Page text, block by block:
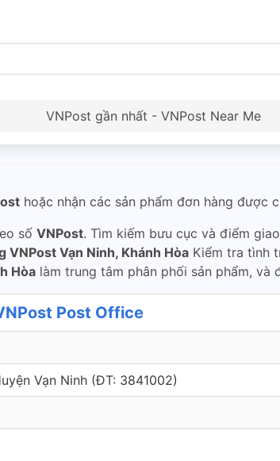
VNPost gần nhất - VNPost Near Me
hoặc nhận các sản phẩm đơn hàng được
số VNPost. Tìm kiếm bưu cục và điểm
VNPost Vạn Ninh, Khánh Hòa Kiểm tra tình
Hòa làm trung tâm phân phối sản phẩm, và
Post Office
Vạn Ninh (ÐT: 3841002)